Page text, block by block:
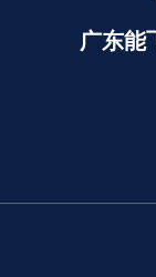
广东能